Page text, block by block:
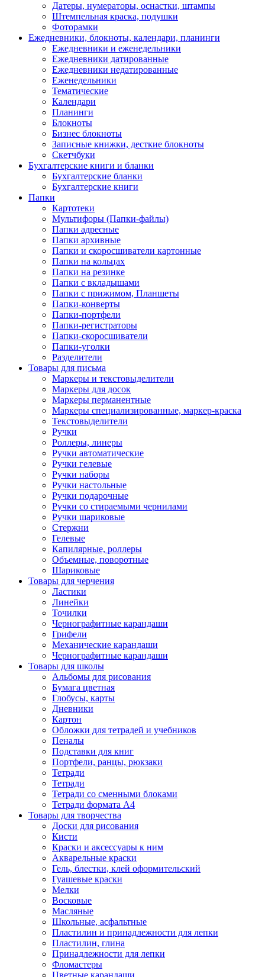
Датеры, нумераторы, оснастки, штампы
Штемпельная краска, подушки
Фоторамки
Ежедневники, блокноты, календари, планинги
Ежедневники и еженедельники
Ежедневники датированные
Ежедневники недатированные
Еженедельники
Тематические
Календари
Планинги
Блокноты
Бизнес блокноты
Записные книжки, десткие блокноты
Скетчбуки
Бухгалтерские книги и бланки
Бухгалтерские бланки
Бухгалтерские книги
Папки
Картотеки
Мультифоры (Папки-файлы)
Папки адресные
Папки архивные
Папки и скоросшиватели картонные
Папки на кольцах
Папки на резинке
Папки с вкладышами
Папки с прижимом, Планшеты
Папки-конверты
Папки-портфели
Папки-регистраторы
Папки-скоросшиватели
Папки-уголки
Разделители
Товары для письма
Маркеры и текстовыделители
Маркеры для досок
Маркеры перманентные
Маркеры специализированные, маркер-краска
Текстовыделители
Ручки
Роллеры, линеры
Ручки автоматические
Ручки гелевые
Ручки наборы
Ручки настольные
Ручки подарочные
Ручки со стираемыми чернилами
Ручки шариковые
Стержни
Гелевые
Капилярные, роллеры
Объемные, поворотные
Шариковые
Товары для черчения
Ластики
Линейки
Точилки
Чернографитные карандаши
Грифели
Механические карандаши
Чернографитные карандаши
Товары для школы
Альбомы для рисования
Бумага цветная
Глобусы, карты
Дневники
Картон
Обложки для тетрадей и учебников
Пеналы
Подставки для книг
Портфели, ранцы, рюкзаки
Тетради
Тетради
Тетради со сменными блоками
Тетради формата А4
Товары для творчества
Доски для рисования
Кисти
Краски и аксессуары к ним
Акварельные краски
Гель, блестки, клей оформительский
Гуашевые краски
Мелки
Восковые
Масляные
Школьные, асфальтные
Пластилин и принадлежности для лепки
Пластилин, глина
Принадлежности для лепки
Фломастеры
Цветные карандаши